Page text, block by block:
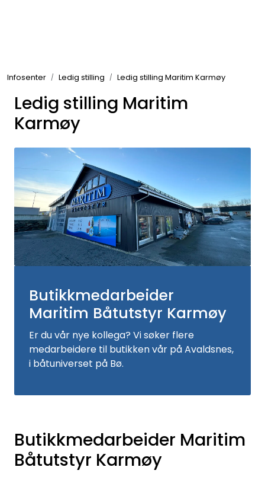
Infosenter Ledig stilling Ledig stilling Maritim Karmøy
Ledig stilling Maritim
Karmøy
Butikkmedarbeider
Maritim Båtutstyr Karmøy
Er du vår nye kollega? Vi søker flere
medarbeidere til butikken vår på Avaldsnes,
i båtuniverset på Bø.
Butikkmedarbeider Maritim
Båtutstyr Karmøy
Bygg/Innredning
Komfort
VVS
Motor/Styring
Fortøyning
Fritid/Sikkerhet
Båtpleie/Opplag
Kampanje